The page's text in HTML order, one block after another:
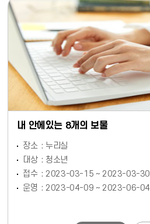
내 안에있는 8개의 보물
장소
누리실
대상
청소년
접수
2023-03-15 ~ 2023-03-30
운영
2023-04-09 ~ 2023-06-04